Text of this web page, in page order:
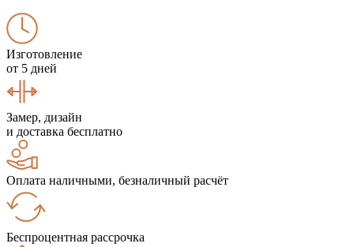
Изготовление
от 5 дней
Замер, дизайн
и доставка бесплатно
Оплата наличными, безналичный расчёт
Беспроцентная рассрочка